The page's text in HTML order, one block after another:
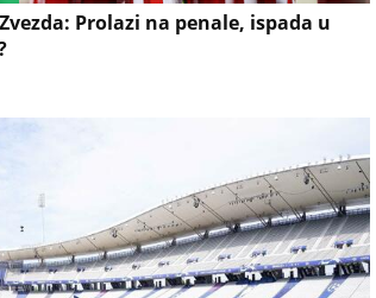
Zvezda: Prolazi na penale, ispada u